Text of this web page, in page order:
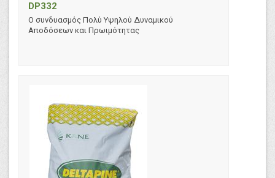
DP332
Ο συνδυασμός Πολύ Υψηλού Δυναμικού
Αποδόσεων και Πρωιμότητας